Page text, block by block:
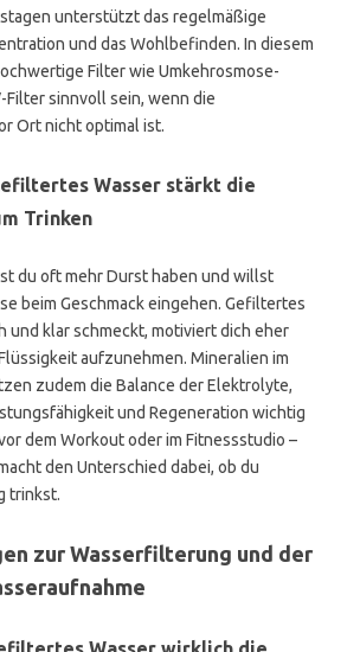
unterstützt das regelmäßige
und das Wohlbefinden. In diesem
Filter wie Umkehrosmose-
Filter sinnvoll sein, wenn die
Ort nicht optimal ist.
Wasser stärkt die
Trinken
du oft mehr Durst haben und willst
beim Geschmack eingehen. Gefiltertes
und klar schmeckt, motiviert dich eher
aufzunehmen. Mineralien im
zudem die Balance der Elektrolyte,
und Regeneration wichtig
dem Workout oder im Fitnessstudio –
den Unterschied dabei, ob du
trinkst.
zur Wasserfilterung und der